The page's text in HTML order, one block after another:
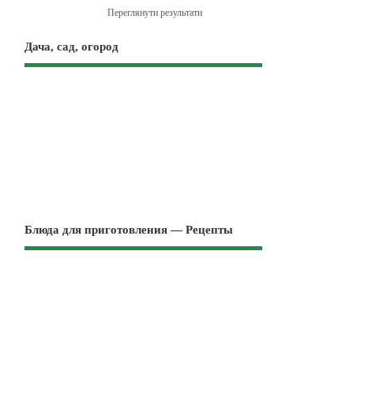
Переглянути результати
Дача, сад, огород
Блюда для приготовления — Рецепты